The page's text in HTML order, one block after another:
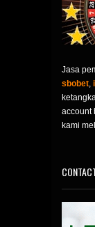
Jasa
sbobet,
account
kami